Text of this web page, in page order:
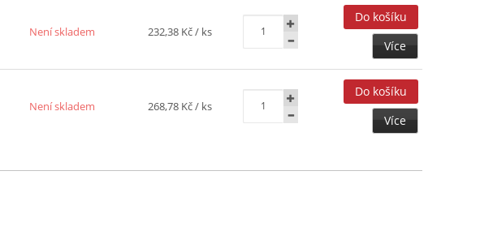
Není skladem 232,38 Kč/ ks
Více
Není skladem 268,78 Kč/ ks
Více